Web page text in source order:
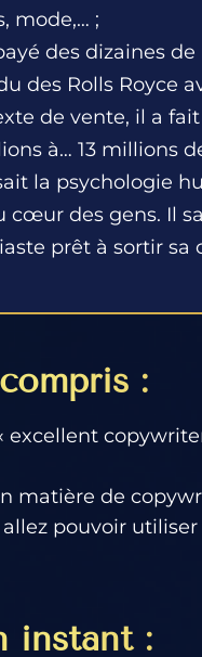
mode,… ;
des dizaines
des Rolls Royce
de vente, il a
à… 13 millions
la psychologie
cœur des gens. Il
prêt à sortir sa
:
excellent
matière de
pouvoir
instant :